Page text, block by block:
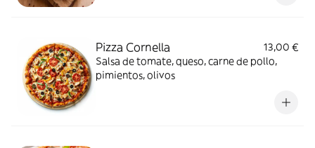
Pizza Cornella
13,00 €
Salsa de tomate, queso, carne de pollo,
pimientos, olivos